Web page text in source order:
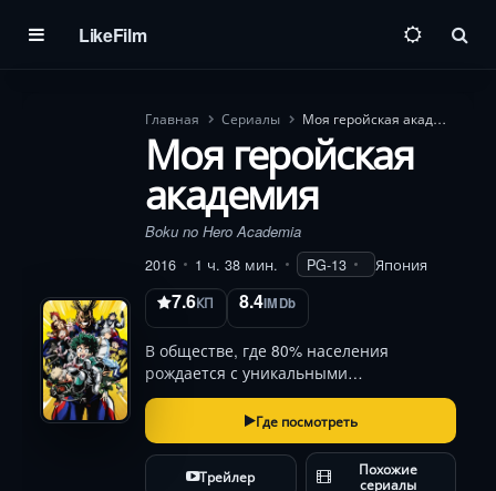
LikeFilm
Главная Сериалы Моя геройская академия
Моя геройская
академия
Boku no Hero Academia
2016
1 ч. 38 мин. PG-13 Япония
7.6КП 8.4IMDb
В обществе, где 80% населения
рождается с уникальными
способностями, Идзуку Мидория —
редкий «обычный» подросток. Его
мечта о героизме кажется
несбыточной, пока легендарный
супергерой не предлагает ему
Где посмотреть
Трейлер Похожие
сериалы